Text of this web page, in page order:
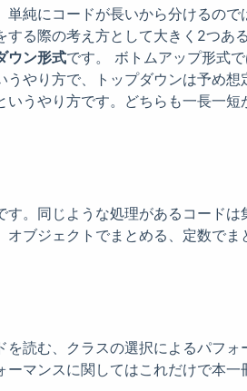
純にコードが長いから分けるので
る際の考え方として大きく2つあ
ウン形式です。 ボトムアップ形式
やり方で、トップダウンは予め想
うやり方です。どちらも一長一短
。同じような処理があるコードは
ブジェクトでまとめる、定数でま
読む、クラスの選択によるパフォ
マンスに関してはこれだけで本一